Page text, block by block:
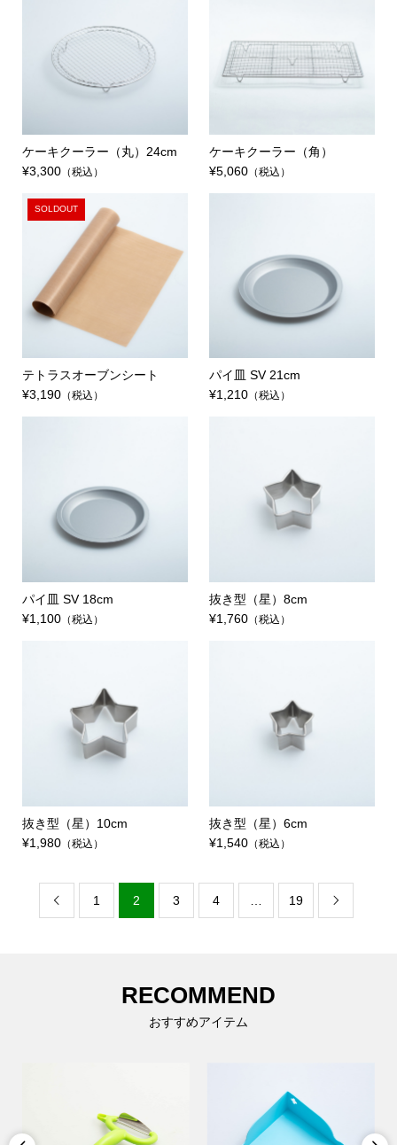
ケーキクーラー（丸）24cm
¥3,300（税込）
ケーキクーラー（角）
¥5,060 （税込）
SOLDOUT
テトラスオーブンシート
¥3,190（税込）
パイ皿 SV 21cm
¥1,210 （税込）
パイ皿 SV 18cm
¥1,100（税込）
抜き型（星）8cm
¥1,760 （税込）
抜き型（星）10cm
¥1,980（税込）
抜き型（星）6cm
¥1,540 （税込）
 1 2 3 4 19 
RECOMMEND
おすすめアイテム